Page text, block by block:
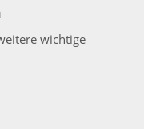
wichtige